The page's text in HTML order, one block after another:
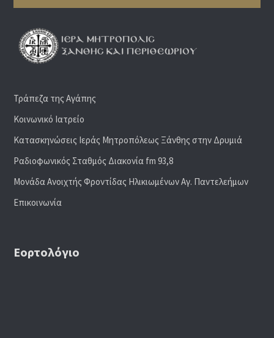
Τράπεζα της Αγάπης
Κοινωνικό Ιατρείο
Κατασκηνώσεις Ιεράς Μητροπόλεως Ξάνθης στην Δρυμιά
Ραδιoφωνικός Σταθμός Διακονία fm 93,8
Μονάδα Ανοιχτής Φροντίδας Ηλικιωμένων Αγ. Παντελεήμων
Επικοινωνία
Εορτολόγιο